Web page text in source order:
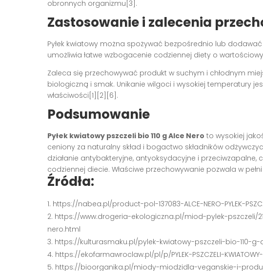
obronnych organizmu[3].
Zastosowanie i zalecenia
Pyłek kwiatowy można spożywać bezpośrednio lub
umożliwia łatwe wzbogacenie codziennej diety o
Zaleca się przechowywać produkt w suchym i chłodnym
biologiczną i smak. Unikanie wilgoci i wysokiej temperatury
właściwości[1][2][6].
Podsumowanie
Pyłek kwiatowy pszczeli bio 110 g Alce Nero to wysokiej
ceniony za naturalny skład i bogactwo składników
działanie antybakteryjne, antyoksydacyjne i
codziennej diecie. Właściwe przechowywanie pozwala w
Źródła:
https://nabea.pl/product-pol-137083-ALCE-NERO-PYLEK-
https://www.drogeria-ekologiczna.pl/miod-pylek-pszczeli/
nero.html
https://kulturasmaku.pl/pylek-kwiatowy-pszczeli-bio-110-
https://ekofarmawroclaw.pl/pl/p/PYLEK-PSZCZELI-KWIATOWY-
https://bioorganika.pl/miody-miodzidla-veganskie-i-